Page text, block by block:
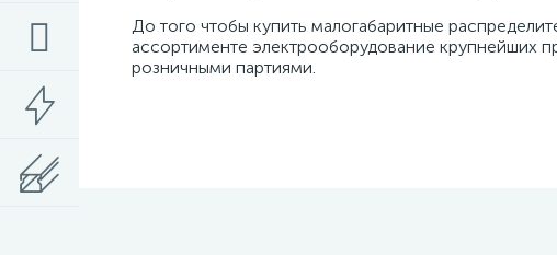
До того чтобы купить малогабаритные
ассортименте электрооборудование крупнейших
розничными партиями.